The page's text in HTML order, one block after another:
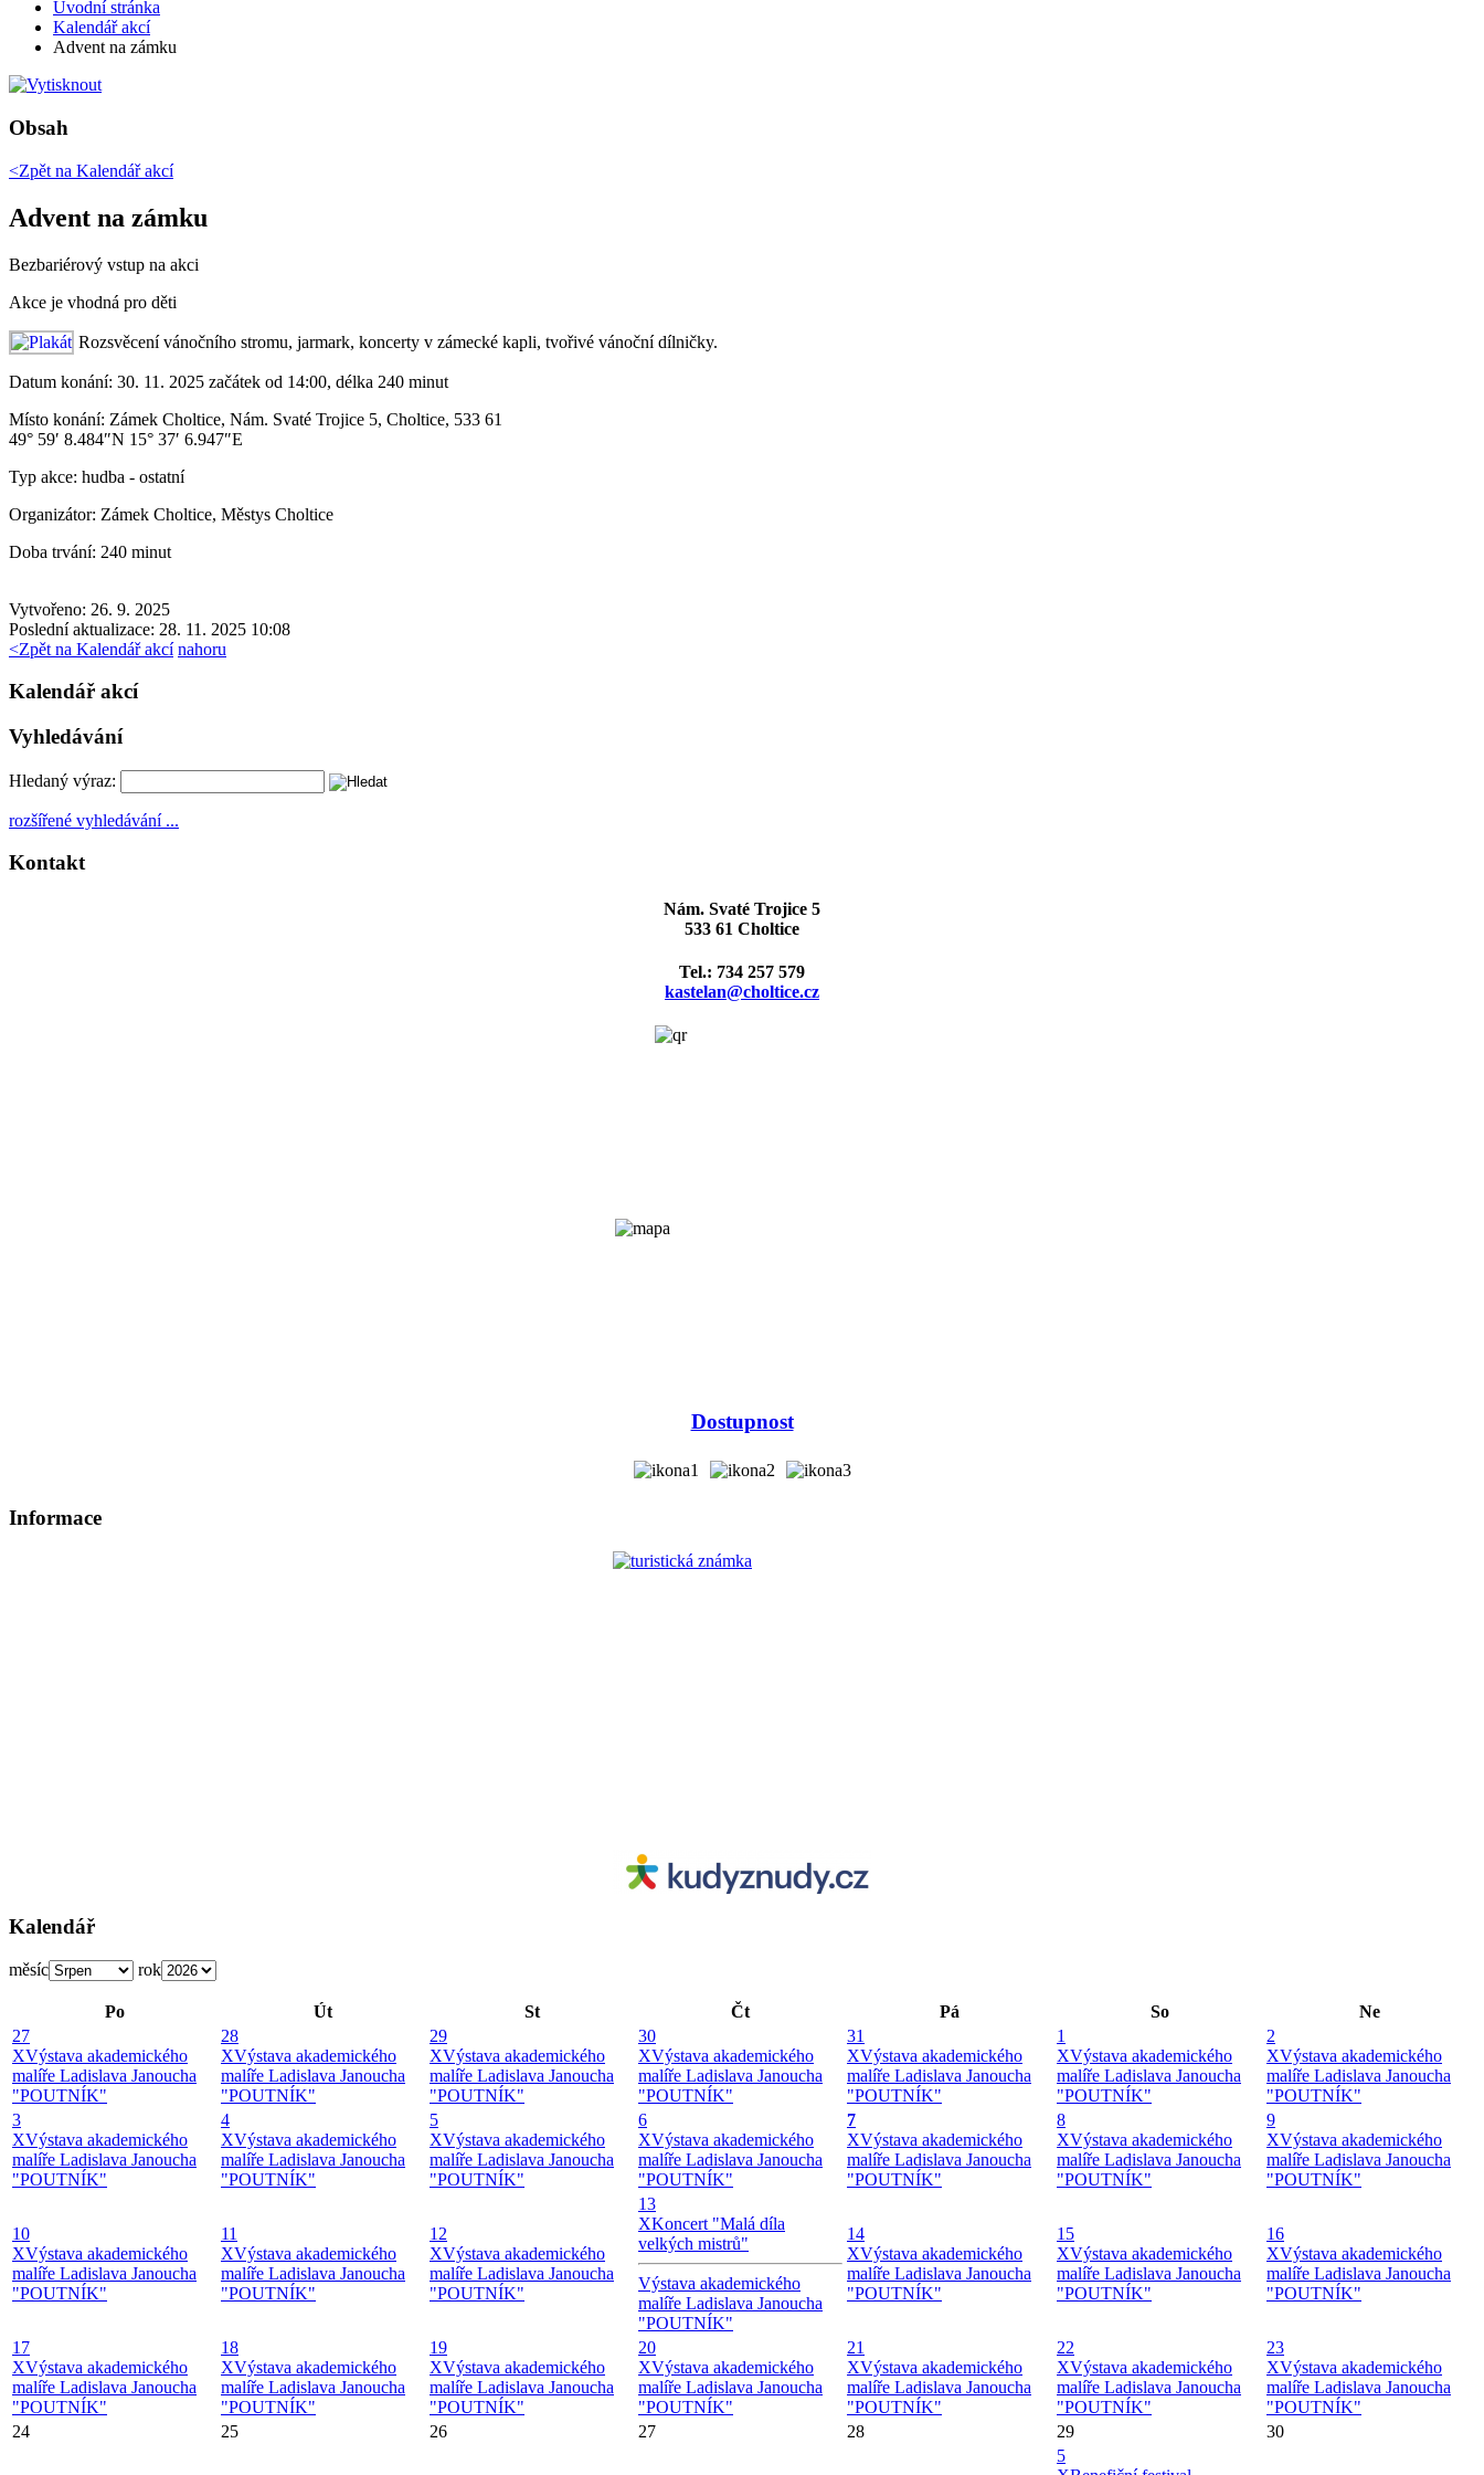
Úvodní stránka
Kalendář akcí
Advent na zámku
Obsah
<Zpět na Kalendář akcí
Advent na zámku
Bezbariérový vstup na akci
Akce je vhodná pro děti
Rozsvěcení vánočního stromu, jarmark, koncerty v zámecké kapli, tvořivé vánoční dílničky.
Datum konání: 30. 11. 2025 začátek od 14:00, délka 240 minut
Místo konání: Zámek Choltice, Nám. Svaté Trojice 5, Choltice, 533 61
49° 59′ 8.484″N 15° 37′ 6.947″E
Typ akce: hudba - ostatní
Organizátor: Zámek Choltice, Městys Choltice
Doba trvání: 240 minut
Vytvořeno: 26. 9. 2025
Poslední aktualizace: 28. 11. 2025 10:08
<Zpět na Kalendář akcí nahoru
Kalendář akcí
Vyhledávání
Hledaný výraz:
rozšířené vyhledávání ...
Kontakt
Nám. Svaté Trojice 5
533 61 Choltice
Tel.: 734 257 579
kastelan@choltice.cz
Dostupnost
Informace
Kalendář
měsíc rok
Po Út St Čt Pá So
Ne
27
XVýstava akademického
malíře Ladislava Janoucha
"POUTNÍK"
28
XVýstava akademického
malíře Ladislava Janoucha
"POUTNÍK"
29
XVýstava akademického
malíře Ladislava Janoucha
"POUTNÍK"
30
XVýstava akademického
malíře Ladislava Janoucha
"POUTNÍK"
31
XVýstava akademického
malíře Ladislava Janoucha
"POUTNÍK"
1
XVýstava akademického
malíře Ladislava Janoucha
"POUTNÍK"
2
XVýstava akademického
malíře Ladislava Janoucha
"POUTNÍK"
3
XVýstava akademického
malíře Ladislava Janoucha
"POUTNÍK"
4
XVýstava akademického
malíře Ladislava Janoucha
"POUTNÍK"
5
XVýstava akademického
malíře Ladislava Janoucha
"POUTNÍK"
6
XVýstava akademického
malíře Ladislava Janoucha
"POUTNÍK"
7
XVýstava akademického
malíře Ladislava Janoucha
"POUTNÍK"
8
XVýstava akademického
malíře Ladislava Janoucha
"POUTNÍK"
9
XVýstava akademického
malíře Ladislava Janoucha
"POUTNÍK"
10
XVýstava akademického
malíře Ladislava Janoucha
"POUTNÍK"
11
XVýstava akademického
malíře Ladislava Janoucha
"POUTNÍK"
12
XVýstava akademického
malíře Ladislava Janoucha
"POUTNÍK"
13
XKoncert "Malá díla
velkých mistrů"
Výstava akademického
malíře Ladislava Janoucha
"POUTNÍK"
14
XVýstava akademického
malíře Ladislava Janoucha
"POUTNÍK"
15
XVýstava akademického
malíře Ladislava Janoucha
"POUTNÍK"
16
XVýstava akademického
malíře Ladislava Janoucha
"POUTNÍK"
17
XVýstava akademického
malíře Ladislava Janoucha
"POUTNÍK"
18
XVýstava akademického
malíře Ladislava Janoucha
"POUTNÍK"
19
XVýstava akademického
malíře Ladislava Janoucha
"POUTNÍK"
20
XVýstava akademického
malíře Ladislava Janoucha
"POUTNÍK"
21
XVýstava akademického
malíře Ladislava Janoucha
"POUTNÍK"
22
XVýstava akademického
malíře Ladislava Janoucha
"POUTNÍK"
23
XVýstava akademického
malíře Ladislava Janoucha
"POUTNÍK"
24
25 26 27 28 29
30
5